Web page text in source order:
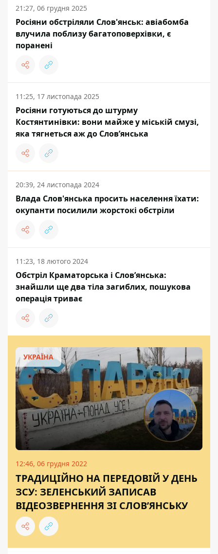
21:27, 06 грудня 2025
Росіяни обстріляли Слов'янськ: авіабомба
влучила поблизу багатоповерхівки, є
поранені
11:25, 17 листопада 2025
Росіяни готуються до штурму
Костянтинівки: вони майже у міській смузі,
яка тягнеться аж до Словʼянська
20:39, 24 листопада 2024
Влада Слов'янська просить населення їхати:
окупанти посилили жорстокі обстріли
11:23, 18 лютого 2024
Обстріл Краматорська і Слов’янська:
знайшли ще два тіла загиблих, пошукова
операція триває
УКРАЇНА
12:46, 06 грудня 2022
ТРАДИЦІЙНО НА ПЕРЕДОВІЙ У ДЕНЬ
ЗСУ: ЗЕЛЕНСЬКИЙ ЗАПИСАВ
ВІДЕОЗВЕРНЕННЯ ЗІ СЛОВ’ЯНСЬКУ